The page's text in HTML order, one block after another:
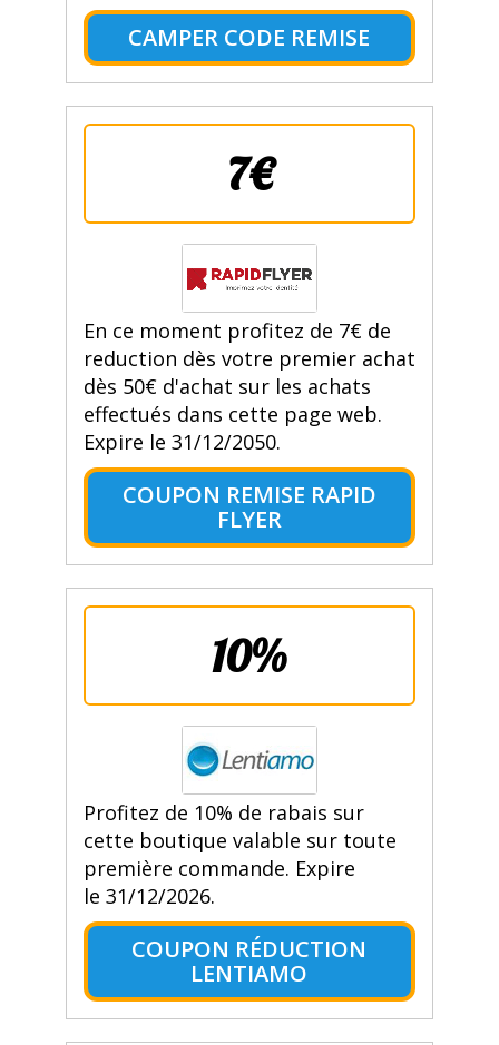
CAMPER CODE REMISE
7€
En ce moment profitez de 7€ de
reduction dès votre premier achat
dès 50€ d'achat sur les achats
effectués dans cette page web.
Expire le 31/12/2050.
COUPON REMISE RAPID
FLYER
10%
Profitez de 10% de rabais sur
cette boutique valable sur toute
première commande. Expire
le 31/12/2026.
COUPON RÉDUCTION
LENTIAMO